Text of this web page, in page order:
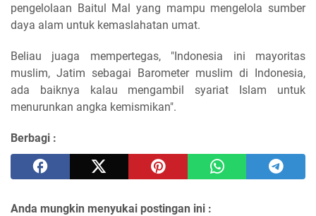
pengelolaan Baitul Mal yang mampu mengelola sumber
daya alam untuk kemaslahatan umat.
Beliau juaga mempertegas, "Indonesia ini mayoritas
muslim, Jatim sebagai Barometer muslim di Indonesia,
ada baiknya kalau mengambil syariat Islam untuk
menurunkan angka kemismikan".
Berbagi :
Anda mungkin menyukai postingan ini :